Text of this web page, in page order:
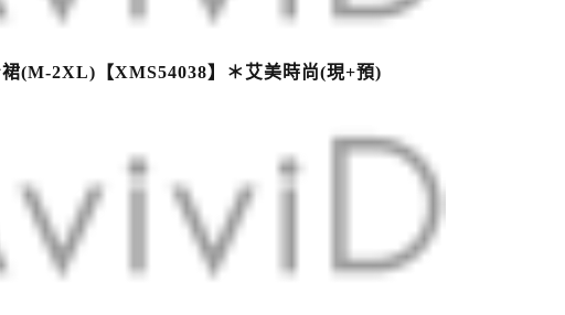
(M-2XL)【XMS54038】＊艾美時尚(現+預)